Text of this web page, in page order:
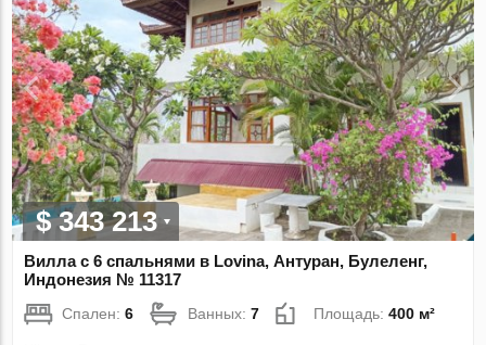
$ 343 213
Вилла с 6 спальнями в Lovina, Антуран, Булеленг,
Индонезия № 11317
Спален:6 Ванных:7 Площадь:400 м²